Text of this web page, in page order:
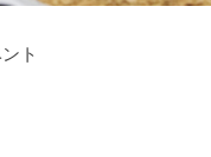
ト